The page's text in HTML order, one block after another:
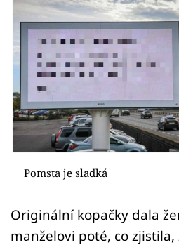
Virály
Sex a vztahy
Videa
Sledujte prima+
Přihlášení
Sledujte nás
Pomsta je sladká
Originální kopačky dala
manželovi poté, co